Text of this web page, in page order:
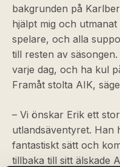
bakgrunden på
hjälpt mig och
spelare, och alla
till resten av
varje dag, och ha kul
Framåt stolta AIK,
– Vi önskar Erik ett
utlandsäventyret. Han
fantastiskt sätt och
tillbaka till sitt älskade